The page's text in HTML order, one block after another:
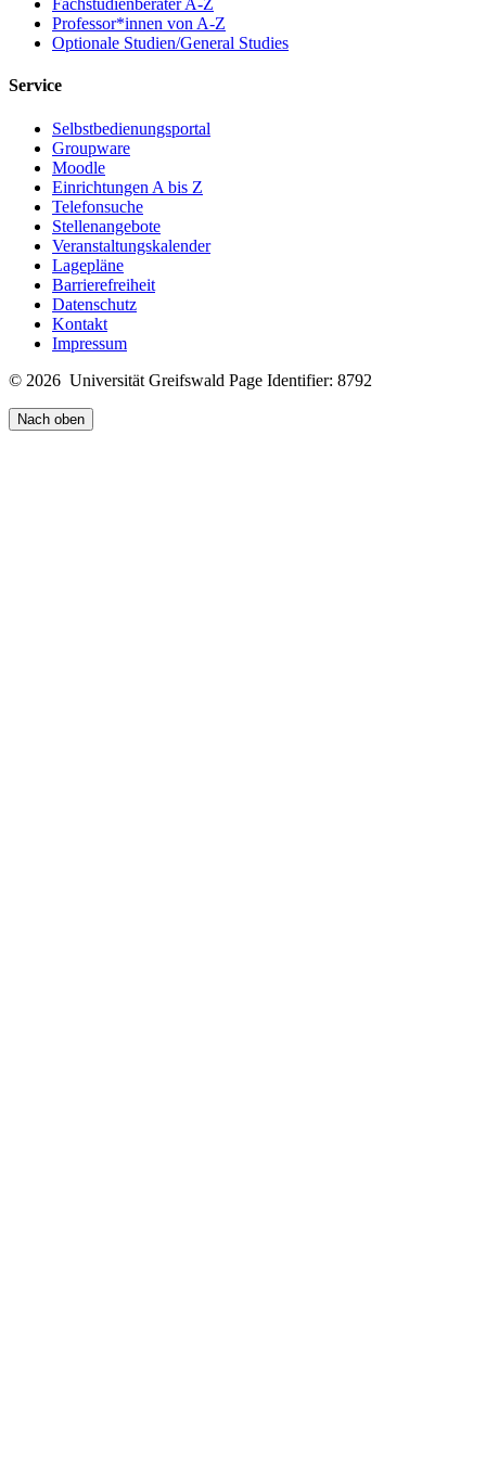
Jahrhunderts. Referate des Bonner Symposions 2000,
Frankfurt/Main u. a. 2001 (= Bonner Schriften zur
Internationale Symposium München, 21. bis 23. Juli 1999, Berlin
2001 (= Veröffentlichungen der Richard-Strauss-Gesellschaft 17), S.
31-50
[Gustav Mahler], IV. Symphonie in G-Dur. Werkbetrachtung und
Essay ("Ein Als-Ob von der ersten bis zur letzten Note"; Das Ende
des romantischen Zeitalters in der Musik), in: Gustav Mahlers
Symphonien: Entstehung - Deutung - Wirkung. Im Auftrag des
Bayer. Rundfunks hrsg. v. Renate Ulm, Kassel, München 2001, S.
128-138 u. 141-149
Revolution und Musik. Richard Strauss und die Weimarer Republik,
in: Wolfgang Rathert u. Giselher Schubert (Hrsg.), Musikkultur in
der Weimarer Republik, Mainz u. a. 2001 (= Frankfurter Studien 8),
S. 66-81.
Fachstudienberater A-Z
Professor*innen von A-Z
Optionale Studien/General Studies
Service
Selbstbedienungsportal
Groupware
Moodle
Einrichtungen A bis Z
Telefonsuche
Stellenangebote
Veranstaltungskalender
Lagepläne
Barrierefreiheit
Datenschutz
Kontakt
Impressum
© 2026 Universität Greifswald Page Identifier: 8792
Nach oben